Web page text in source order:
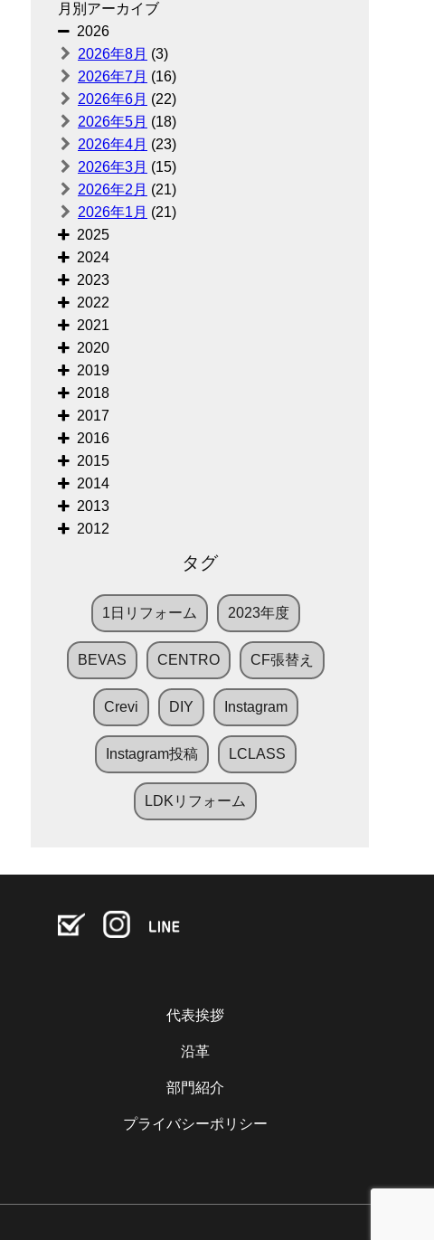
月別アーカイブ
2026
2026年8月 (3)
2026年7月 (16)
2026年6月 (22)
2026年5月 (18)
2026年4月 (23)
2026年3月 (15)
2026年2月 (21)
2026年1月 (21)
2025
2024
2023
2022
2021
2020
2019
2018
2017
2016
2015
2014
2013
2012
タグ
1日リフォーム 2023年度
BEVAS CENTRO CF張替え
Crevi DIY Instagram
Instagram投稿 LCLASS
LDKリフォーム
代表挨拶
沿革
部門紹介
プライバシーポリシー